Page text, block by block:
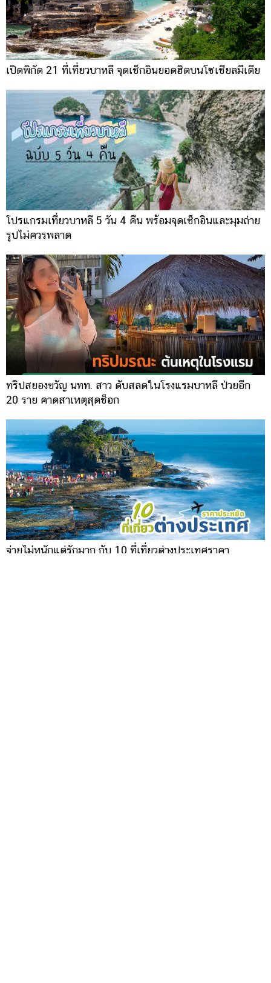
เปิดพิกัด 21 ที่เที่ยวบาหลี จุดเช็กอินยอดฮิตบนโซเชียลมีเดีย
โปรแกรมเที่ยวบาหลี 5 วัน 4 คืน พร้อมจุดเช็กอินและมุมถ่าย
รูปไม่ควรพลาด
ทริปสยองขวัญ นทท. สาว ดับสลดในโรงแรมบาหลี ป่วยอีก
20 ราย คาดสาเหตุสุดช็อก
จ่ายไม่หนักแต่รักมาก กับ 10 ที่เที่ยวต่างประเทศราคา